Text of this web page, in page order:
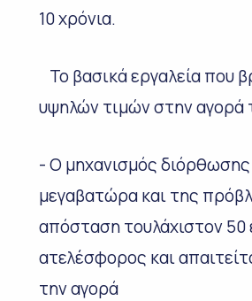
10 χρόνια.
Το βασικά εργαλεία που
υψηλών τιμών στην αγορά
- Ο μηχανισμός
μεγαβατώρα και της
απόσταση τουλάχιστον
ατελέσφορος και
την αγορά